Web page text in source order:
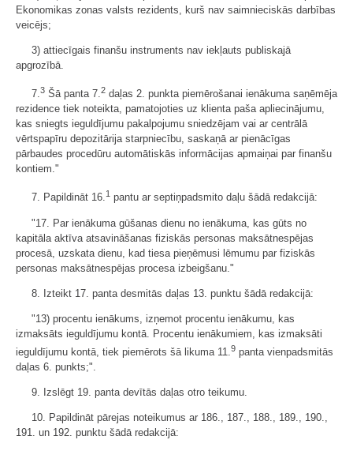
Ekonomikas zonas valsts rezidents, kurš nav saimnieciskās darbības
veicējs;
3) attiecīgais finanšu instruments nav iekļauts publiskajā
apgrozībā.
7.3 Šā panta 7.2 daļas 2. punkta piemērošanai ienākuma saņēmēja
rezidence tiek noteikta, pamatojoties uz klienta paša apliecinājumu,
kas sniegts ieguldījumu pakalpojumu sniedzējam vai ar centrālā
vērtspapīru depozitārija starpniecību, saskaņā ar pienācīgas
pārbaudes procedūru automātiskās informācijas apmaiņai par finanšu
kontiem."
7. Papildināt 16.1 pantu ar septiņpadsmito daļu šādā redakcijā:
"17. Par ienākuma gūšanas dienu no ienākuma, kas gūts no
kapitāla aktīva atsavināšanas fiziskās personas maksātnespējas
procesā, uzskata dienu, kad tiesa pieņēmusi lēmumu par fiziskās
personas maksātnespējas procesa izbeigšanu."
8. Izteikt 17. panta desmitās daļas 13. punktu šādā redakcijā:
"13) procentu ienākums, izņemot procentu ienākumu, kas
izmaksāts ieguldījumu kontā. Procentu ienākumiem, kas izmaksāti
ieguldījumu kontā, tiek piemērots šā likuma 11. 9 panta vienpadsmitās
daļas 6. punkts;".
9. Izslēgt 19. panta devītās daļas otro teikumu.
10. Papildināt pārejas noteikumus ar 186., 187., 188., 189., 190.,
191. un 192. punktu šādā redakcijā: